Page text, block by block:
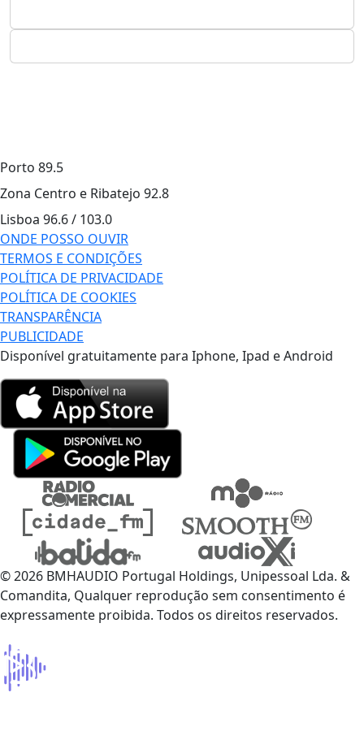
Porto 89.5
Zona Centro e Ribatejo 92.8
Lisboa 96.6 / 103.0
ONDE POSSO OUVIR
TERMOS E CONDIÇÕES
POLÍTICA DE PRIVACIDADE
POLÍTICA DE COOKIES
TRANSPARÊNCIA
PUBLICIDADE
Disponível gratuitamente para Iphone, Ipad e Android
© 2026 BMHAUDIO Portugal Holdings, Unipessoal Lda. &
Comandita, Qualquer reprodução sem consentimento é
expressamente proibida. Todos os direitos reservados.